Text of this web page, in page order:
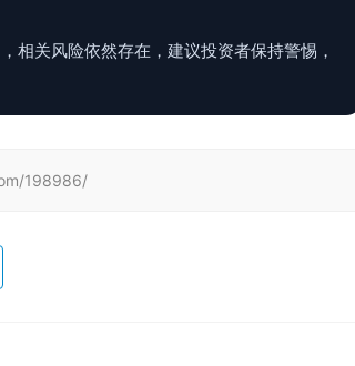
相关风险依然存在，建议投资者保持警惕，
198986/